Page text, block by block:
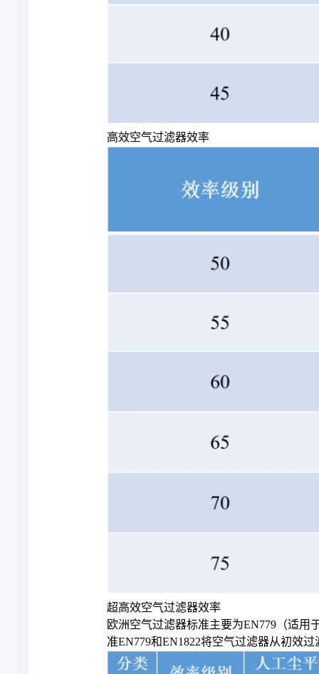
高效空气过滤器效率
超高效空气过滤器效率
欧洲空气过滤器标准主要为EN779（适用
准EN779和EN1822将空气过滤器从初效